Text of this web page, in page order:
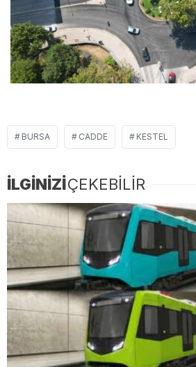
BURSA CADDE KESTEL
İLGİNİZİÇEKEBİLİR